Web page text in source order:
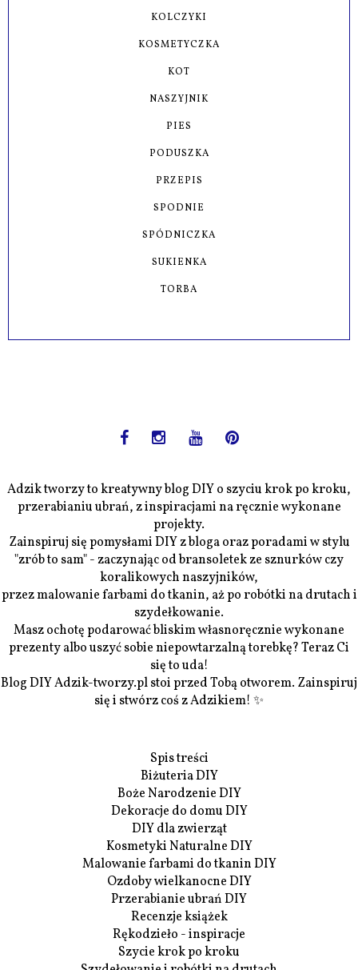
KOLCZYKI
KOSMETYCZKA
KOT
NASZYJNIK
PIES
PODUSZKA
PRZEPIS
SPODNIE
SPÓDNICZKA
SUKIENKA
TORBA
Adzik tworzy to kreatywny blog DIY o szyciu krok po kroku,
przerabianiu ubrań, z inspiracjami na ręcznie wykonane
projekty.
Zainspiruj się pomysłami DIY z bloga oraz poradami w stylu
"zrób to sam" - zaczynając od bransoletek ze sznurków czy
koralikowych naszyjników,
przez malowanie farbami do tkanin, aż po robótki na drutach i
szydełkowanie.
Masz ochotę podarować bliskim własnoręcznie wykonane
prezenty albo uszyć sobie niepowtarzalną torebkę? Teraz Ci
się to uda!
Blog DIY Adzik-tworzy.pl stoi przed Tobą otworem. Zainspiruj
się i stwórz coś z Adzikiem! ✨
Spis treści
Biżuteria DIY
Boże Narodzenie DIY
Dekoracje do domu DIY
DIY dla zwierząt
Kosmetyki Naturalne DIY
Malowanie farbami do tkanin DIY
Ozdoby wielkanocne DIY
Przerabianie ubrań DIY
Recenzje książek
Rękodzieło - inspiracje
Szycie krok po kroku